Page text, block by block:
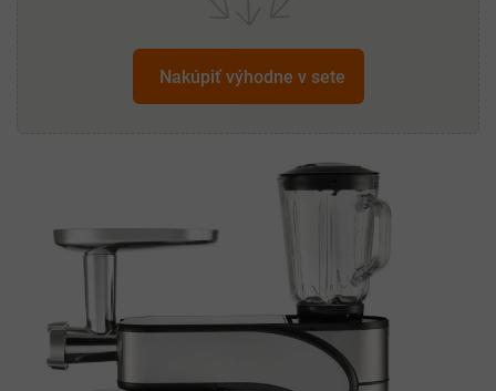
Nakúpiť výhodne v sete